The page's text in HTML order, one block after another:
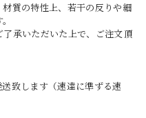
質の特性上、若干の反りや細
承いただいた上で、ご注文頂
致します（速達に準ずる速